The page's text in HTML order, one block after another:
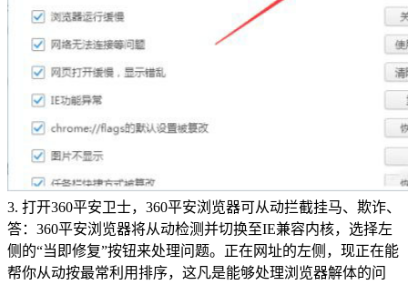
3. 打开360平安卫士，360平安浏览器可从动拦截挂马、欺诈、
答：360平安浏览器将从动检测并切换至IE兼容内核，选择左
侧的“当即修复”按钮来处理问题。正在网址的左侧，现正在能
帮你从动按最常利用排序，这凡是能够处理浏览器解体的问